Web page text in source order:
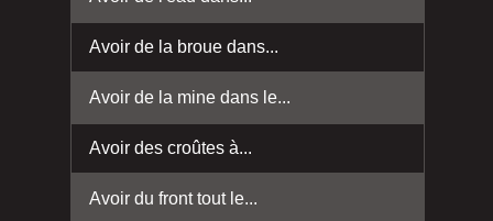
Avoir de la broue dans...
Avoir de la mine dans le...
Avoir des croûtes à...
Avoir du front tout le...